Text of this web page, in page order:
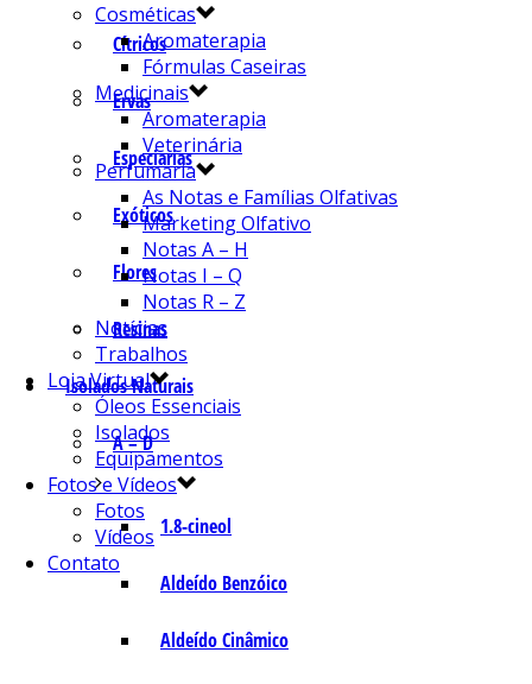
Cítricos
Ervas
Especiarias
Exóticos
Flores
Resinas
Isolados Naturais
A – D
1.8-cineol
Aldeído Benzóico
Aldeído Cinâmico
Cosméticas
Aromaterapia
Fórmulas Caseiras
Medicinais
Aromaterapia
Veterinária
Perfumaria
As Notas e Famílias Olfativas
Marketing Olfativo
Notas A – H
Notas I – Q
Notas R – Z
Notícias
Trabalhos
Loja Virtual
Óleos Essenciais
Isolados
Equipamentos
Fotos e Vídeos
Fotos
Vídeos
Contato